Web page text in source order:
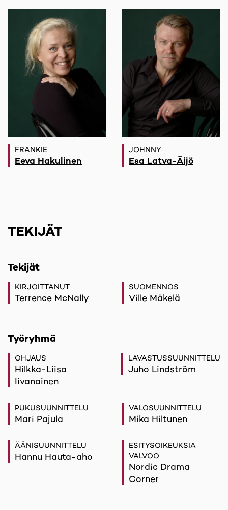
FRANKIE
Eeva Hakulinen
JOHNNY
Esa Latva-Äijö
TEKIJÄT
Tekijät
KIRJOITTANUT
Terrence McNally
SUOMENNOS
Ville Mäkelä
Työryhmä
OHJAUS
Hilkka-Liisa
Iivanainen
LAVASTUSSUUNNITTELU
Juho Lindström
PUKUSUUNNITTELU
Mari Pajula
VALOSUUNNITTELU
Mika Hiltunen
ÄÄNISUUNNITTELU
Hannu Hauta-aho
ESITYSOIKEUKSIA
VALVOO
Nordic Drama
Corner